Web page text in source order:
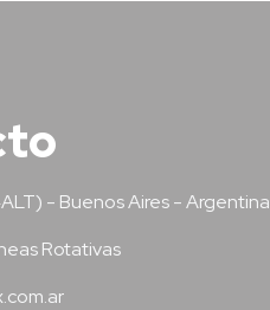
- Buenos Aires - Argentina
Rotativas